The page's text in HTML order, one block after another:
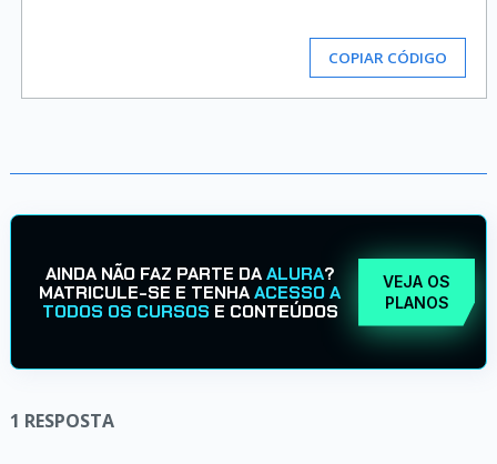
COPIAR CÓDIGO
AINDA NÃO FAZ PARTE DAALURA?
MATRICULE-SE E TENHAACESSO A
TODOS OS CURSOS E CONTEÚDOS
VEJA OS
PLANOS
1 RESPOSTA